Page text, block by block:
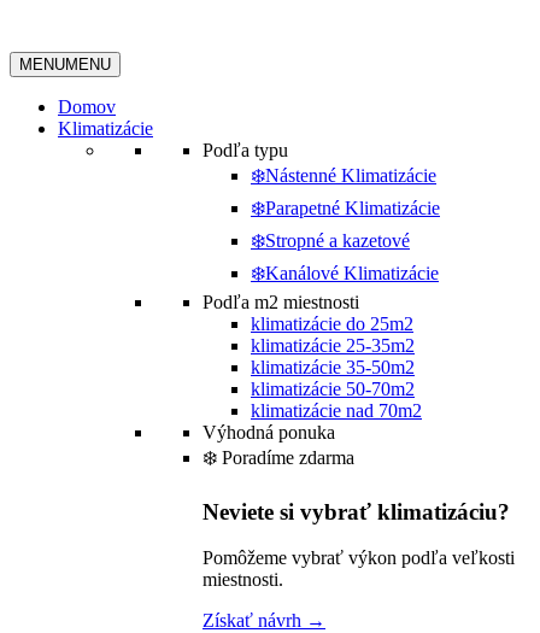
MENUMENU
Domov
Klimatizácie
Podľa typu
❄️Nástenné Klimatizácie
❄️Parapetné Klimatizácie
❄️Stropné a kazetové
❄️Kanálové Klimatizácie
Podľa m2 miestnosti
klimatizácie do 25m2
klimatizácie 25-35m2
klimatizácie 35-50m2
klimatizácie 50-70m2
klimatizácie nad 70m2
Výhodná ponuka
❄️ Poradíme zdarma
Neviete si vybrať klimatizáciu?
Pomôžeme vybrať výkon podľa veľkosti
miestnosti.
Získať návrh →